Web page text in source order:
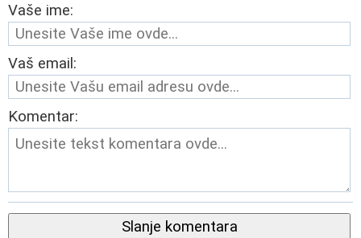
Vaše ime:
Vaš email:
Komentar:
Slanje komentara